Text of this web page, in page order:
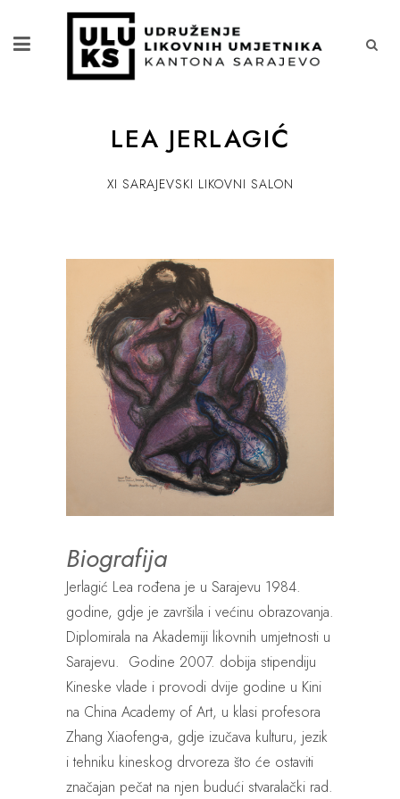
LEA JERLAGIĆ
XI SARAJEVSKI LIKOVNI SALON
Biografija
Jerlagić Lea rođena je u Sarajevu 1984.
godine, gdje je završila i većinu obrazovanja.
Diplomirala na Akademiji likovnih umjetnosti u
Sarajevu. Godine 2007. dobija stipendiju
Kineske vlade i provodi dvije godine u Kini
na China Academy of Art, u klasi profesora
Zhang Xiaofeng-a, gdje izučava kulturu, jezik
i tehniku kineskog drvoreza što će ostaviti
značajan pečat na njen budući stvaralački rad.